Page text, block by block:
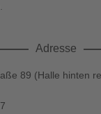
Adresse
89 (Halle hinten